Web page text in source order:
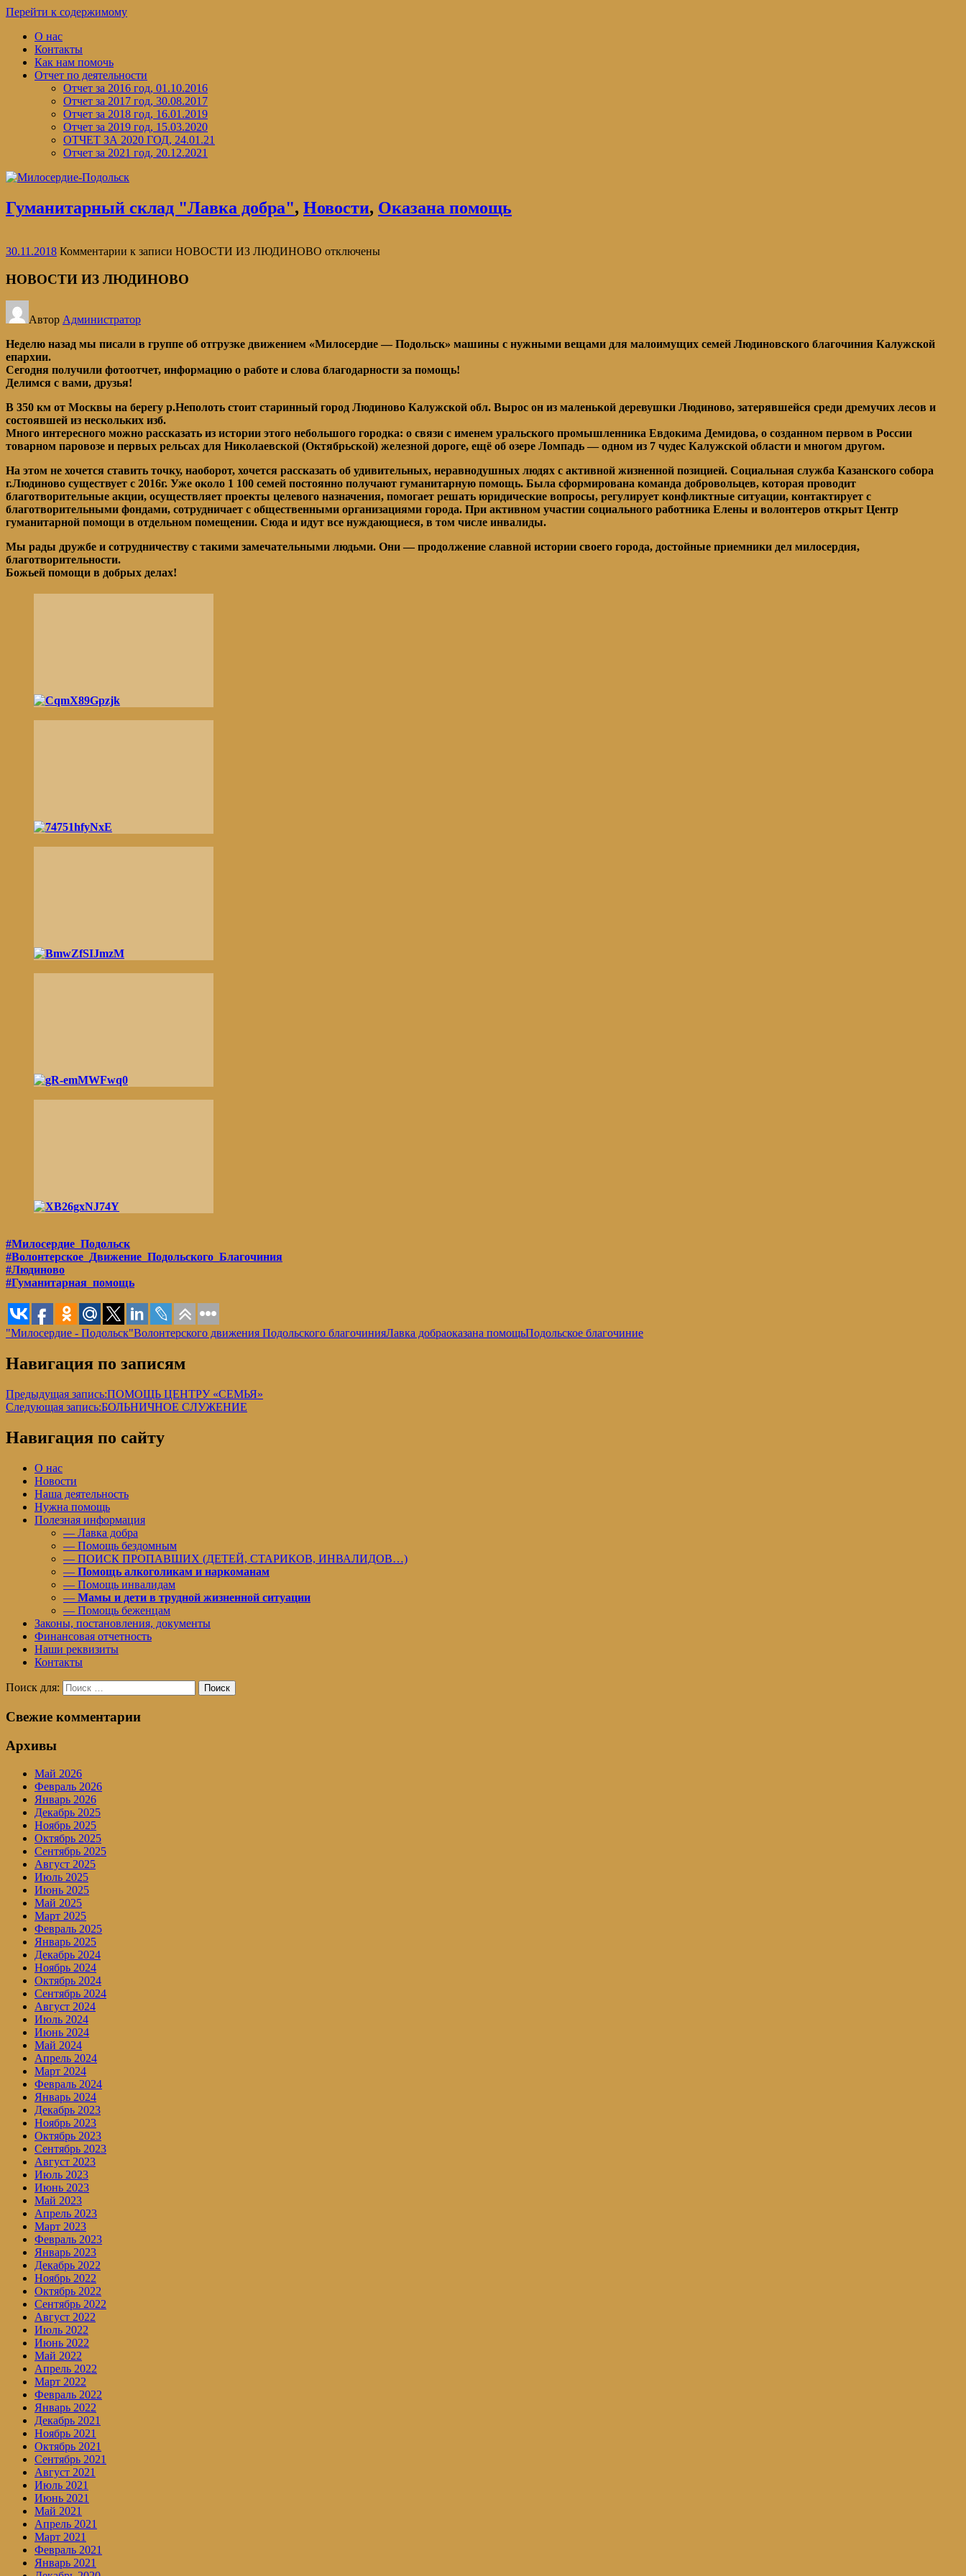
Перейти к содержимому
О нас
Контакты
Как нам помочь
Отчет по деятельности
Отчет за 2016 год, 01.10.2016
Отчет за 2017 год, 30.08.2017
Отчет за 2018 год, 16.01.2019
Отчет за 2019 год, 15.03.2020
ОТЧЕТ ЗА 2020 ГОД, 24.01.21
Отчет за 2021 год, 20.12.2021
Гуманитарный склад "Лавка добра", Новости, Оказана помощь
30.11.2018 Комментарии к записи НОВОСТИ ИЗ ЛЮДИНОВО отключены
НОВОСТИ ИЗ ЛЮДИНОВО
Автор Администратор
Неделю назад мы писали в группе об отгрузке движением «Милосердие — Подольск» машины с нужными вещами для малоимущих семей Людиновского благочиния Калужской
епархии.
Сегодня получили фотоотчет, информацию о работе и слова благодарности за помощь!
Делимся с вами, друзья!
В 350 км от Москвы на берегу р.Неполоть стоит старинный город Людиново Калужской обл. Вырос он из маленькой деревушки Людиново, затерявшейся среди дремучих лесов и
состоявшей из нескольких изб.
Много интересного можно рассказать из истории этого небольшого городка: о связи с именем уральского промышленника Евдокима Демидова, о созданном первом в России
товарном паровозе и первых рельсах для Николаевской (Октябрьской) железной дороге, ещё об озере Ломпадь — одном из 7 чудес Калужской области и многом другом.
На этом не хочется ставить точку, наоборот, хочется рассказать об удивительных, неравнодушных людях с активной жизненной позицией. Социальная служба Казанского собора
г.Людиново существует с 2016г. Уже около 1 100 семей постоянно получают гуманитарную помощь. Была сформирована команда добровольцев, которая проводит
благотворительные акции, осуществляет проекты целевого назначения, помогает решать юридические вопросы, регулирует конфликтные ситуации, контактирует с
благотворительными фондами, сотрудничает с общественными организациями города. При активном участии социального работника Елены и волонтеров открыт Центр
гуманитарной помощи в отдельном помещении. Сюда и идут все нуждающиеся, в том числе инвалиды.
Мы рады дружбе и сотрудничеству с такими замечательными людьми. Они — продолжение славной истории своего города, достойные приемники дел милосердия,
благотворительности.
Божьей помощи в добрых делах!
#Милосердие_Подольск
#Волонтерское_Движение_Подольского_Благочиния
#Людиново
#Гуманитарная_помощь
"Милосердие - Подольск"Волонтерского движения Подольского благочинияЛавка добраоказана помощьПодольское благочиние
Навигация по записям
Предыдущая запись:ПОМОЩЬ ЦЕНТРУ «СЕМЬЯ»
Следующая запись:БОЛЬНИЧНОЕ СЛУЖЕНИЕ
Навигация по сайту
О нас
Новости
Наша деятельность
Нужна помощь
Полезная информация
— Лавка добра
— Помощь бездомным
— ПОИСК ПРОПАВШИХ (ДЕТЕЙ, СТАРИКОВ, ИНВАЛИДОВ…)
— Помощь алкоголикам и наркоманам
— Помощь инвалидам
— Мамы и дети в трудной жизненной ситуации
— Помощь беженцам
Законы, постановления, документы
Финансовая отчетность
Наши реквизиты
Контакты
Поиск для: Поиск
Свежие комментарии
Архивы
Май 2026
Февраль 2026
Январь 2026
Декабрь 2025
Ноябрь 2025
Октябрь 2025
Сентябрь 2025
Август 2025
Июль 2025
Июнь 2025
Май 2025
Март 2025
Февраль 2025
Январь 2025
Декабрь 2024
Ноябрь 2024
Октябрь 2024
Сентябрь 2024
Август 2024
Июль 2024
Июнь 2024
Май 2024
Апрель 2024
Март 2024
Февраль 2024
Январь 2024
Декабрь 2023
Ноябрь 2023
Октябрь 2023
Сентябрь 2023
Август 2023
Июль 2023
Июнь 2023
Май 2023
Апрель 2023
Март 2023
Февраль 2023
Январь 2023
Декабрь 2022
Ноябрь 2022
Октябрь 2022
Сентябрь 2022
Август 2022
Июль 2022
Июнь 2022
Май 2022
Апрель 2022
Март 2022
Февраль 2022
Январь 2022
Декабрь 2021
Ноябрь 2021
Октябрь 2021
Сентябрь 2021
Август 2021
Июль 2021
Июнь 2021
Май 2021
Апрель 2021
Март 2021
Февраль 2021
Январь 2021